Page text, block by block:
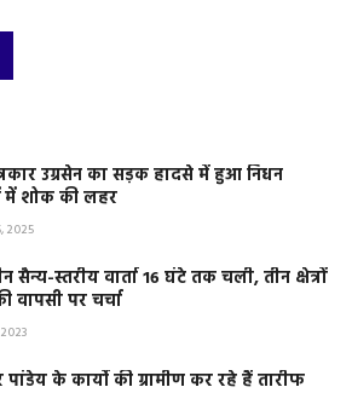
उग्रसेन का सड़क हादसे में हुआ निधन
में शोक की लहर
2025
सैन्य-स्तरीय वार्ता 16 घंटे तक चली, तीन क्षेत्रों
वापसी पर चर्चा
के कार्यो की ग्रामीण कर रहे हैं तारीफ